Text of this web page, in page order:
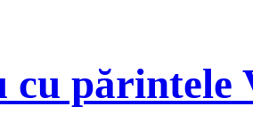
părintele